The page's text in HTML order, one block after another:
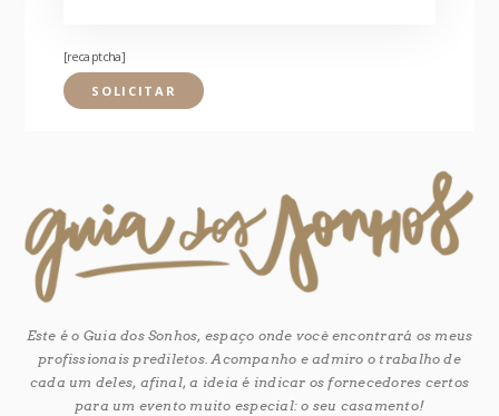
[recaptcha]
Este é o Guia dos Sonhos, espaço onde você encontrará os meus
profissionais prediletos. Acompanho e admiro o trabalho de
cada um deles, afinal, a ideia é indicar os fornecedores certos
para um evento muito especial: o seu casamento!